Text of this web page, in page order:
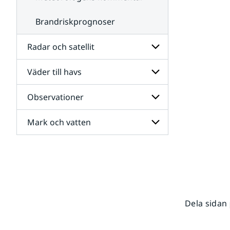
Brandriskprognoser
Radar och satellit
Undersidor
för
Radar
och
satellit
Väder till havs
Undersidor
för
Väder
till
havs
Observationer
Undersidor
för
Mark och vatten
Dela sidan